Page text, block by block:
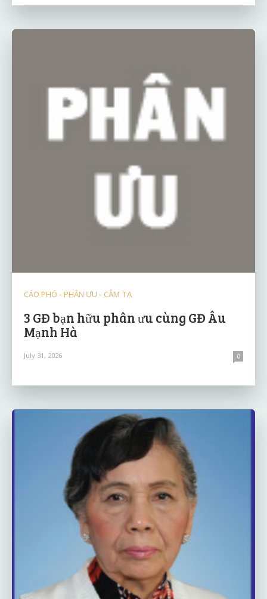
CÁO PHÓ - PHÂN ƯU - CẢM TẠ
3 GĐ bạn hữu phân ưu cùng GĐ Âu
Mạnh Hà
July 31, 2026 0